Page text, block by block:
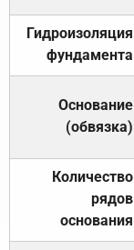
Гидроизоляция
фундамента
Основание
(обвязка)
Количество
рядов
основания